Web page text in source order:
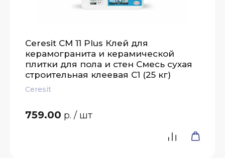
Ceresit CM 11 Plus Клей для
керамогранита и керамической
плитки для пола и стен Смесь сухая
строительная клеевая C1 (25 кг)
Ceresit
759.00 р. / шт